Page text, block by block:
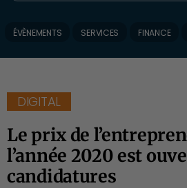
ÉVÈNEMENTS SERVICES FINANCE
DIGITAL
Le prix de
l’année 2020 est
candidatures